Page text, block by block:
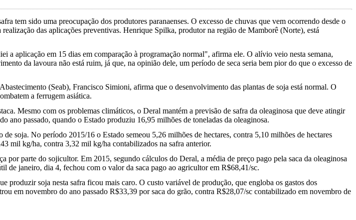
tem sido uma preocupação dos produtores paranaenses. O excesso de chuvas que vem ocorrendo desde o
das aplicações preventivas. Henrique Spilka, produtor na região de Mamborê (Norte), está
a aplicação em 15 dias em comparação à programação normal", afirma ele. O alívio veio nesta semana,
da lavoura não está ruim, já que, na opinião dele, um período de seca seria bem pior do que o excesso de
(Seab), Francisco Simioni, afirma que o desenvolvimento das plantas de soja está normal. O
a ferrugem asiática.
Mesmo com os problemas climáticos, o Deral mantém a previsão de safra da oleaginosa que deve atingir
ano passado, quando o Estado produziu 16,95 milhões de toneladas da oleaginosa.
soja. No período 2015/16 o Estado semeou 5,26 milhões de hectares, contra 5,10 milhões de hectares
mil kg/ha, contra 3,32 mil kg/ha contabilizados na safra anterior.
por parte do sojicultor. Em 2015, segundo cálculos do Deral, a média de preço pago pela saca da oleaginosa
janeiro, dia 4, fechou com o valor da saca pago ao agricultor em R$68,41/sc.
produzir soja nesta safra ficou mais caro. O custo variável de produção, que engloba os gastos dos
em novembro do ano passado R$33,39 por saca do grão, contra R$28,07/sc contabilizado em novembro de